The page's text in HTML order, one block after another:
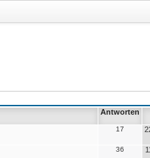
Antworten
17
36